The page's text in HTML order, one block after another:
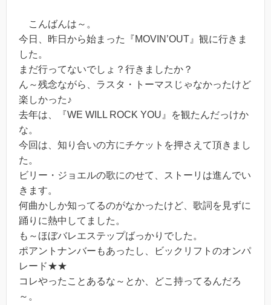
こんばんは～。
今日、昨日から始まった『MOVIN’OUT』観に行きま
した。
まだ行ってないでしょ？行きましたか？
ん～残念ながら、ラスタ・トーマスじゃなかったけど
楽しかった♪
去年は、『WE WILL ROCK YOU』を観たんだっけか
な。
今回は、知り合いの方にチケットを押さえて頂きまし
た。
ビリー・ジョエルの歌にのせて、ストーリは進んでい
きます。
何曲かしか知ってるのがなかったけど、歌詞を見ずに
踊りに熱中してました。
も～ほぼバレエステップばっかりでした。
ポアントナンバーもあったし、ビックリフトのオンパ
レード★★
コレやったことあるな～とか、どこ持ってるんだろ
～。